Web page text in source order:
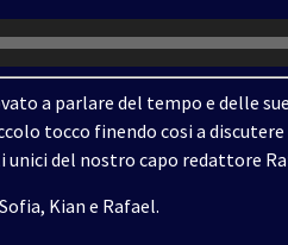
a parlare del tempo e delle
tocco finendo cosi a
del nostro capo redattore
Kian e Rafael.